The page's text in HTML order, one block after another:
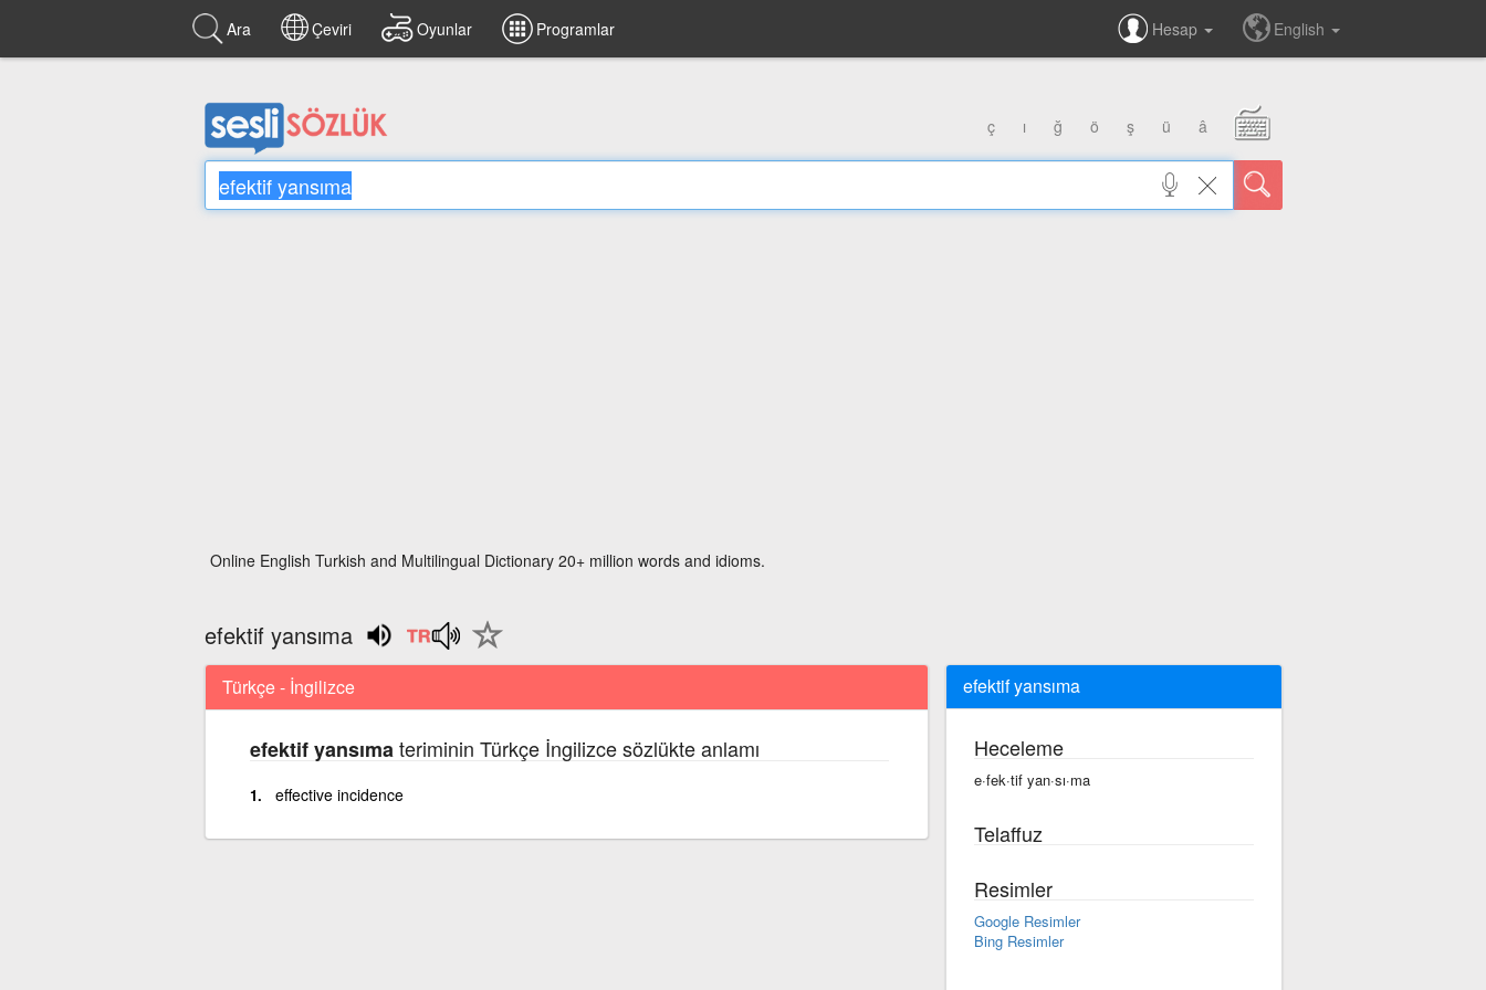
Ara Çeviri Oyunlar Programlar Hesap English
ç ı ğ ö ş ü â
Online English Turkish and Multilingual Dictionary 20+ million words and idioms.
efektif yansıma
Türkçe - İngilizce
efektif yansıma teriminin Türkçe İngilizce sözlükte anlamı
effective incidence
efektif yansıma
Heceleme
e·fek·tif yan·sı·ma
Telaffuz
Resimler
Google Resimler
Bing Resimler